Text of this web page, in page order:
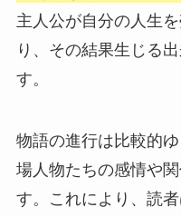
主人公が自分の人生
り、その結果生じる
す。
物語の進行は比較的
場人物たちの感情や
す。これにより、読